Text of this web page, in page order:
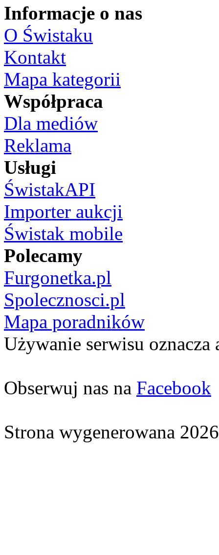
Informacje o nas
O Świstaku
Kontakt
Mapa kategorii
Współpraca
Dla mediów
Reklama
Usługi
ŚwistakAPI
Importer aukcji
Świstak mobile
Polecamy
Furgonetka.pl
Spolecznosci.pl
Mapa poradników
Używanie serwisu oznacza
Obserwuj nas na Facebook
Strona wygenerowana